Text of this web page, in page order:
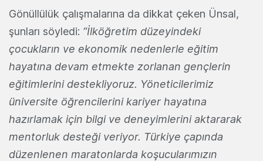
Gönüllülük çalışmalarına da dikkat çeken Ünsal,
şunları söyledi: “İlköğretim düzeyindeki
çocukların ve ekonomik nedenlerle eğitim
hayatına devam etmekte zorlanan gençlerin
eğitimlerini destekliyoruz. Yöneticilerimiz
üniversite öğrencilerini kariyer hayatına
hazırlamak için bilgi ve deneyimlerini aktararak
mentorluk desteği veriyor. Türkiye çapında
düzenlenen maratonlarda koşucularımızın